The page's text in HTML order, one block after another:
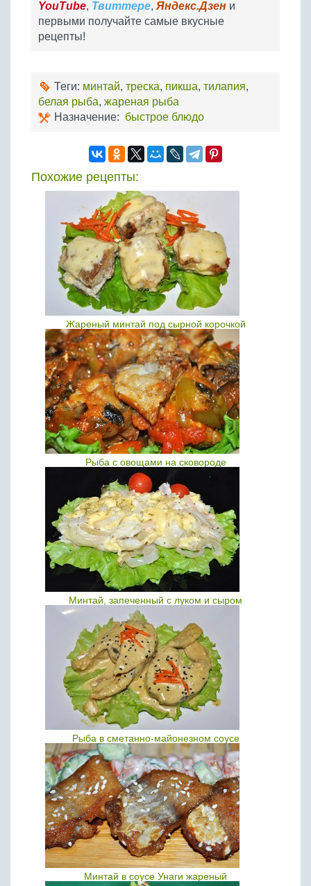
YouTube, Твиттере, Яндекс.Дзен и
первыми получайте самые вкусные
рецепты!
Теги: минтай, треска, пикша, тилапия,
белая рыба, жареная рыба
Назначение: быстрое блюдо
Похожие рецепты:
Жареный минтай под сырной корочкой
Рыба с овощами на сковороде
Минтай, запеченный с луком и сыром
Рыба в сметанно-майонезном соусе
Минтай в соусе Унаги жареный